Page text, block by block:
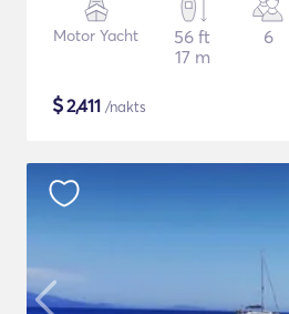
Motor Yacht
56 ft
17 m
6
$2,411 /nakts